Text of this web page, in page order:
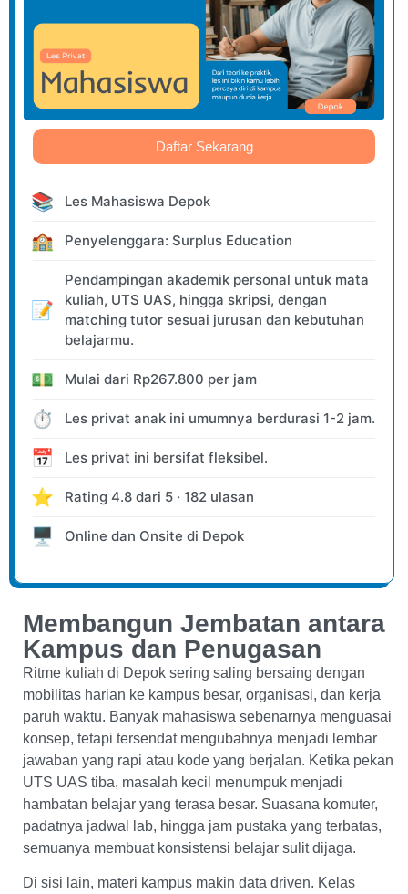
Daftar Sekarang
📚 Les Mahasiswa Depok
🏫 Penyelenggara: Surplus Education
📝
Pendampingan akademik personal untuk mata
kuliah, UTS UAS, hingga skripsi, dengan
matching tutor sesuai jurusan dan kebutuhan
belajarmu.
💵 Mulai dari Rp267.800 per jam
⏱️ Les privat anak ini umumnya berdurasi 1-2 jam.
📅 Les privat ini bersifat fleksibel.
⭐ Rating 4.8 dari 5 · 182 ulasan
🖥️ Online dan Onsite di Depok
Membangun Jembatan antara
Kampus dan Penugasan
Ritme kuliah di Depok sering saling bersaing dengan
mobilitas harian ke kampus besar, organisasi, dan kerja
paruh waktu. Banyak mahasiswa sebenarnya menguasai
konsep, tetapi tersendat mengubahnya menjadi lembar
jawaban yang rapi atau kode yang berjalan. Ketika pekan
UTS UAS tiba, masalah kecil menumpuk menjadi
hambatan belajar yang terasa besar. Suasana komuter,
padatnya jadwal lab, hingga jam pustaka yang terbatas,
semuanya membuat konsistensi belajar sulit dijaga.
Di sisi lain, materi kampus makin data driven. Kelas